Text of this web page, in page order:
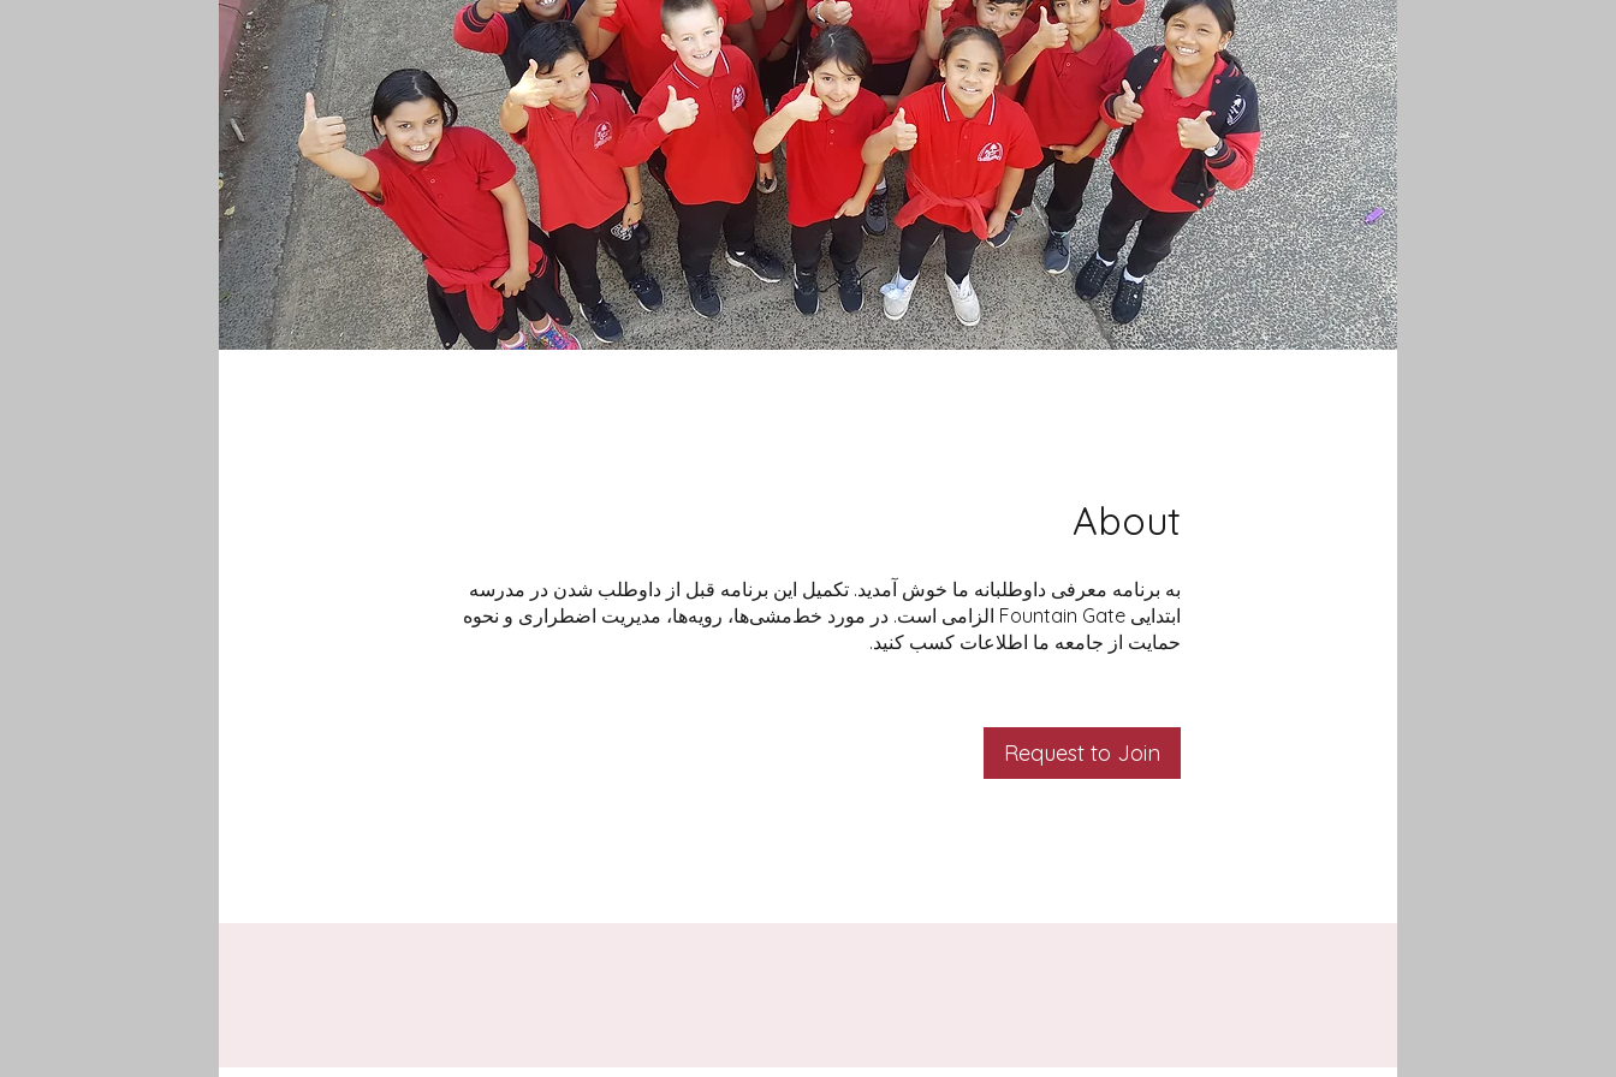
About
به برنامه معرفی داوطلبانه ما خوش آمدید. تکمیل این برنامه قبل از داوطلب شدن در مدرسه
ابتدایی Fountain Gate الزامی است. در مورد خط‌مشی‌ها، رویه‌ها، مدیریت اضطراری و نحوه
حمایت از جامعه ما اطلاعات کسب کنید.
Request to Join